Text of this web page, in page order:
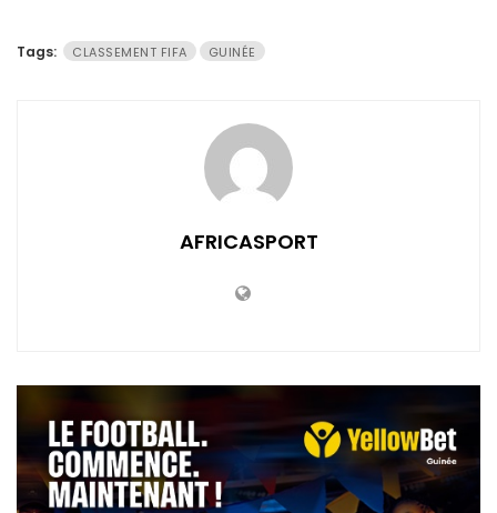
Tags: CLASSEMENT FIFA GUINÉE
AFRICASPORT